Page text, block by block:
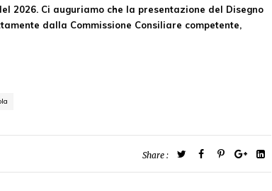
2026. Ci auguriamo che la presentazione del Disegno
dalla Commissione Consiliare competente,
Share :